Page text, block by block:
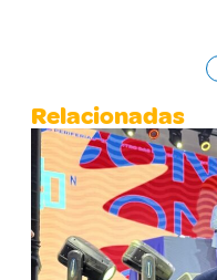
Relacionadas